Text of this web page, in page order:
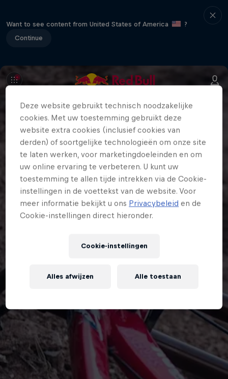
Want to see content from United States of America
?
Continue
Deze website gebruikt technisch noodzakelijke
cookies. Met uw toestemming gebruikt deze
website extra cookies (inclusief cookies van
derden) of soortgelijke technologieën om onze site
te laten werken, voor marketingdoeleinden en om
uw online ervaring te verbeteren. U kunt uw
toestemming te allen tijde intrekken via de Cookie-
instellingen in de voettekst van de website. Voor
meer informatie bekijkt u ons Privacybeleid en de
Cookie-instellingen direct hieronder.
Cookie-instellingen
Alles afwijzen Alle toestaan